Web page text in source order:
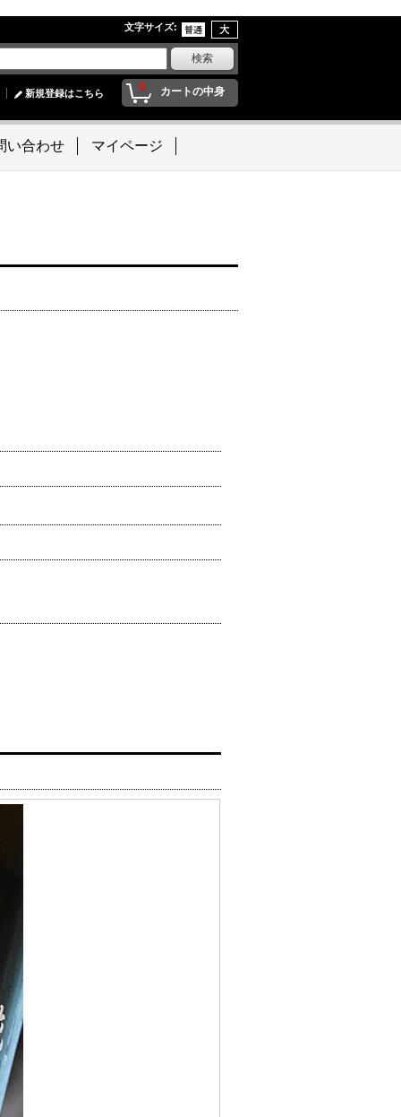
文字サイズ:
0 カートの中身
新規登録はこちら
い合わせ マイページ